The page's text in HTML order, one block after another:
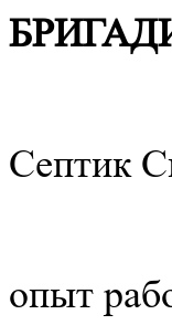
Септик
опыт